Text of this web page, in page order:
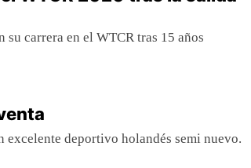
carrera en el WTCR tras 15 años
excelente deportivo holandés semi nuevo.